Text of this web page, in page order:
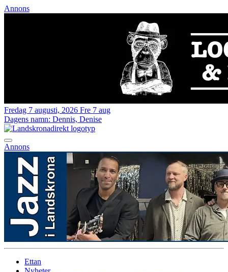
Annons
Fredag 7 augusti, 2026 Fre 7 aug
Dagens namn: Dennis, Denise
Annons
Ettan